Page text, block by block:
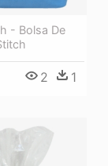
- Bolsa De
2 1